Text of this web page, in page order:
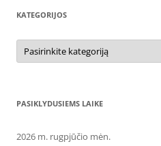
KATEGORIJOS
Kategorijos
PASIKLYDUSIEMS LAIKE
2026 m. rugpjūčio mėn.